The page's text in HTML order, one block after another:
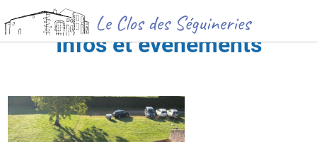
Infos et événements